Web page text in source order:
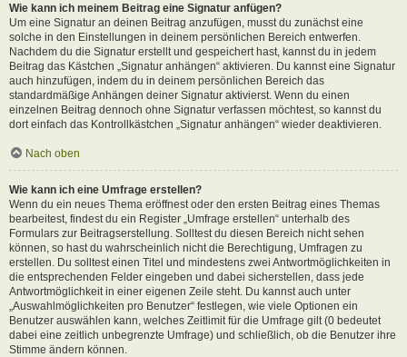
Wie kann ich meinem Beitrag eine Signatur anfügen?
Um eine Signatur an deinen Beitrag anzufügen, musst du zunächst eine
solche in den Einstellungen in deinem persönlichen Bereich entwerfen.
Nachdem du die Signatur erstellt und gespeichert hast, kannst du in jedem
Beitrag das Kästchen „Signatur anhängen“ aktivieren. Du kannst eine Signatur
auch hinzufügen, indem du in deinem persönlichen Bereich das
standardmäßige Anhängen deiner Signatur aktivierst. Wenn du einen
einzelnen Beitrag dennoch ohne Signatur verfassen möchtest, so kannst du
dort einfach das Kontrollkästchen „Signatur anhängen“ wieder deaktivieren.
Nach oben
Wie kann ich eine Umfrage erstellen?
Wenn du ein neues Thema eröffnest oder den ersten Beitrag eines Themas
bearbeitest, findest du ein Register „Umfrage erstellen“ unterhalb des
Formulars zur Beitragserstellung. Solltest du diesen Bereich nicht sehen
können, so hast du wahrscheinlich nicht die Berechtigung, Umfragen zu
erstellen. Du solltest einen Titel und mindestens zwei Antwortmöglichkeiten in
die entsprechenden Felder eingeben und dabei sicherstellen, dass jede
Antwortmöglichkeit in einer eigenen Zeile steht. Du kannst auch unter
„Auswahlmöglichkeiten pro Benutzer“ festlegen, wie viele Optionen ein
Benutzer auswählen kann, welches Zeitlimit für die Umfrage gilt (0 bedeutet
dabei eine zeitlich unbegrenzte Umfrage) und schließlich, ob die Benutzer ihre
Stimme ändern können.